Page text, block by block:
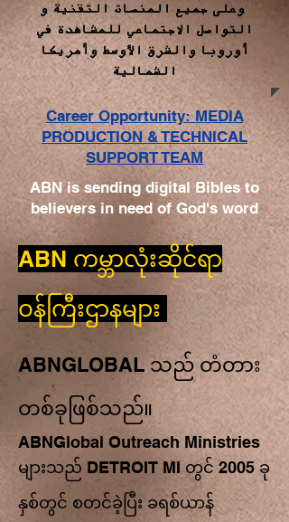
وعلى جميع المنصات التقنية و
التواصل الاجتماعي للمشاهدة في
أوروبا والشرق الأوسط وأمريكا
الشمالية
ABN is sending digital Bibles to
believers in need of God's word
Career Opportunity: MEDIA
PRODUCTION & TECHNICAL
SUPPORT TEAM
ABN ကမ္ဘာလုံးဆိုင်ရာ
ဝန်ကြီးဌာနများ
ABNGLOBAL သည် တံတား
တစ်ခုဖြစ်သည်။
ABNGlobal Outreach Ministries
များသည် DETROIT MI တွင် 2005 ခု
နှစ်တွင် စတင်ခဲ့ပြီး ခရစ်ယာန်